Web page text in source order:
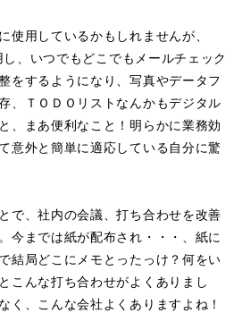
使用しているかもしれませんが、
、いつでもどこでもメールチェック
をするようになり、写真やデータフ
、ＴＯＤＯリストなんかもデジタル
、まあ便利なこと！明らかに業務効
意外と簡単に適応している自分に驚
で、社内の会議、打ち合わせを改善
今までは紙が配布され・・・、紙に
結局どこにメモとったっけ？何をい
こんな打ち合わせがよくありまし
く、こんな会社よくありますよね！